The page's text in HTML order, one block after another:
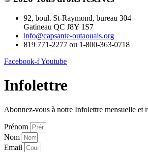
92, boul. St-Raymond, bureau 304
Gatineau QC J8Y 1S7
info@capsante-outaouais.org
819 771-2277 ou 1-800-363-0718
Facebook-fYoutube
Infolettre
Abonnez-vous à notre Infolettre mensuelle et
Prénom
Nom
Email